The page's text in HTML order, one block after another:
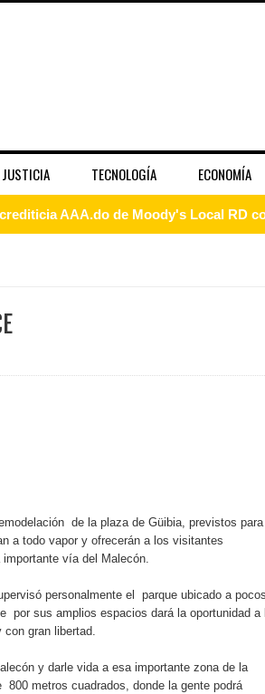
JUSTICIA TECNOLOGÍA ECONOMÍA
y nos regala el “Canto a la
para residencias artísticas
de fusiones e invitados de lujo en el
Este en La Romana
en la segunda edición del Summit
álbum, renovación de su equipo y
de la plaza de Güibia, previstos para
a todo vapor y ofrecerán a los visitantes
vía del Malecón.
personalmente el parque ubicado a pocos
por sus amplios espacios dará la oportunidad a
con gran libertad.
y darle vida a esa importante zona de la
metros cuadrados, donde la gente podrá